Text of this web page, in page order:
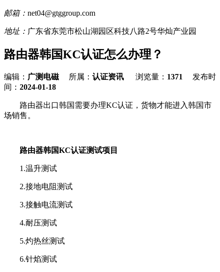
邮箱： net04@gtggroup.com
地址： 广东省东莞市松山湖园区科技八路2号华灿产业园
路由器韩国KC认证怎么办理？
编辑： 广测电磁所属： 认证资讯 浏览量： 1371
发布时
间： 2024-01-18
路由器出口韩国需要办理KC认证，货物才能进入韩国市
场销售。
路由器韩国KC认证测试项目
1.温升测试
2.接地电阻测试
3.接触电流测试
4.耐压测试
5.灼热丝测试
6.针焰测试